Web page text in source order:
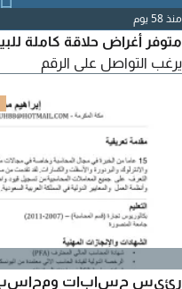
منذ 58 يوم
متوفر أغراض حلاقة كاملة
يرغب التواصل على الرقم